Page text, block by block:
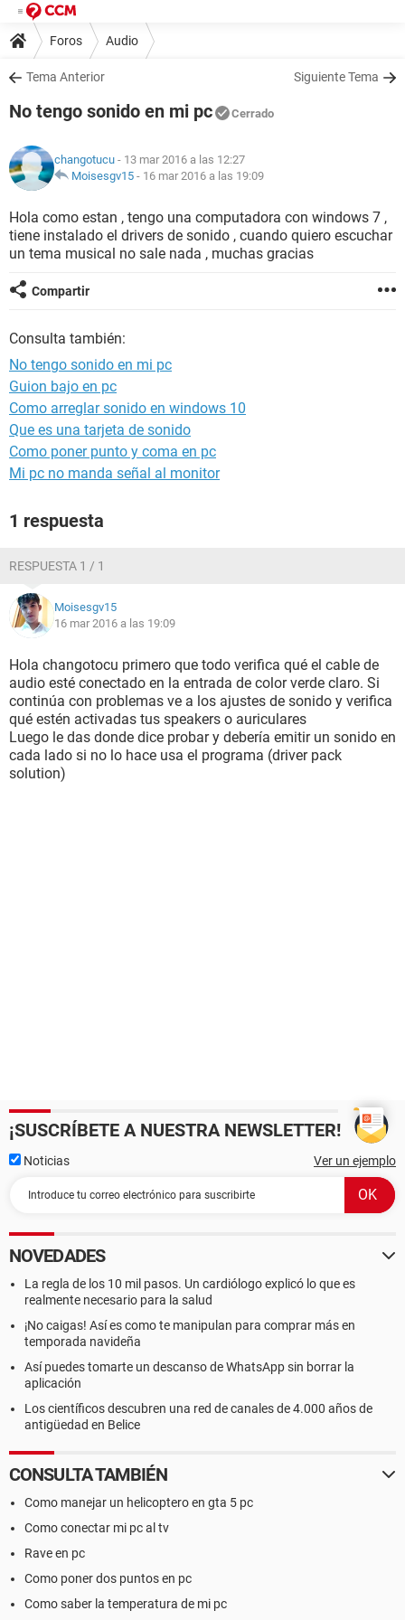
Foros Audio
Tema Anterior Siguiente Tema
No tengo sonido en mi pc Cerrado
changotucu - 13 mar 2016 a las 12:27
Moisesgv15 - 16 mar 2016 a las 19:09
Hola como estan , tengo una computadora con windows 7 ,
tiene instalado el drivers de sonido , cuando quiero escuchar
un tema musical no sale nada , muchas gracias
Compartir
Consulta también:
No tengo sonido en mi pc
Guion bajo en pc
Como arreglar sonido en windows 10
Que es una tarjeta de sonido
Como poner punto y coma en pc
Mi pc no manda señal al monitor
1 respuesta
RESPUESTA 1 / 1
Moisesgv15
16 mar 2016 a las 19:09
Hola changotocu primero que todo verifica qué el cable de
audio esté conectado en la entrada de color verde claro. Si
continúa con problemas ve a los ajustes de sonido y verifica
qué estén activadas tus speakers o auriculares
Luego le das donde dice probar y debería emitir un sonido en
cada lado si no lo hace usa el programa (driver pack
solution)
¡SUSCRÍBETE A NUESTRA NEWSLETTER!
Noticias Ver un ejemplo
NOVEDADES
La regla de los 10 mil pasos. Un cardiólogo explicó lo que es
realmente necesario para la salud
¡No caigas! Así es como te manipulan para comprar más en
temporada navideña
Así puedes tomarte un descanso de WhatsApp sin borrar la
aplicación
Los científicos descubren una red de canales de 4.000 años de
antigüedad en Belice
CONSULTA TAMBIÉN
Como manejar un helicoptero en gta 5 pc
Como conectar mi pc al tv
Rave en pc
Como poner dos puntos en pc
Como saber la temperatura de mi pc